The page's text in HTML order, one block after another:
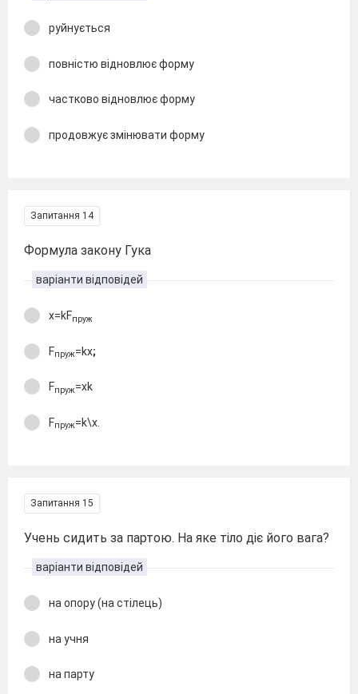
руйнується
повністю відновлює форму
частково відновлює форму
продовжує змінювати форму
Запитання 14
Формула закону Гука
варіанти відповідей
x=kFпруж
Fпруж=kx;
Fпруж=xk
Fпруж=k\x.
Запитання 15
Учень сидить за партою. На яке тіло діє його вага?
варіанти відповідей
на опору (на стілець)
на учня
на парту